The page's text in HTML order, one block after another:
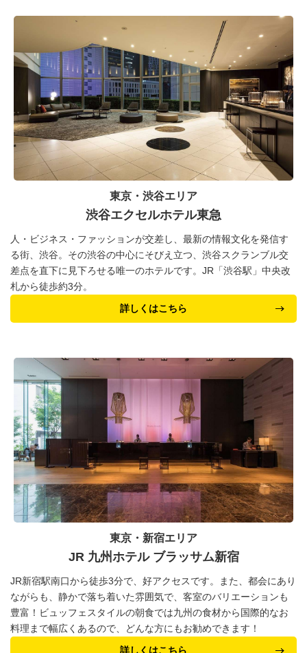
東京・渋谷エリア
渋谷エクセルホテル東急
人・ビジネス・ファッションが交差し、最新の情報文化を発信す
る街、渋谷。その渋谷の中心にそびえ立つ、渋谷スクランブル交
差点を直下に見下ろせる唯一のホテルです。JR「渋谷駅」中央改
札から徒歩約3分。
詳しくはこちら
東京・新宿エリア
JR 九州ホテル ブラッサム新宿
JR新宿駅南口から徒歩3分で、好アクセスです。また、都会にあり
ながらも、静かで落ち着いた雰囲気で、客室のバリエーションも
豊富！ビュッフェスタイルの朝食では九州の食材から国際的なお
料理まで幅広くあるので、どんな方にもお勧めできます！
詳しくはこちら